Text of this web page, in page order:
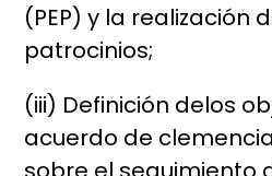
(PEP) y la realización
patrocinios;
(iii) Definición delos
acuerdo de